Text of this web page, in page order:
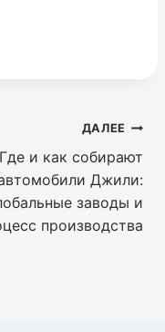
ДАЛЕЕ
Где и как собирают
Джили:
заводы и
производства